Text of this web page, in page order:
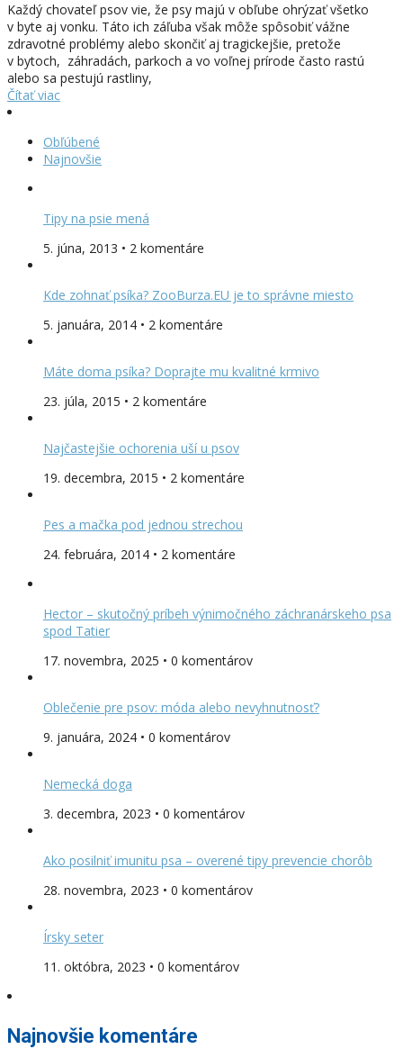
Každý chovateľ psov vie, že psy majú v obľube ohrýzať všetko
v byte aj vonku. Táto ich záľuba však môže spôsobiť vážne
zdravotné problémy alebo skončiť aj tragickejšie, pretože
v bytoch, záhradách, parkoch a vo voľnej prírode často rastú
alebo sa pestujú rastliny,
Čítať viac
Obľúbené
Najnovšie
Tipy na psie mená
5. júna, 2013 • 2 komentáre
Kde zohnať psíka? ZooBurza.EU je to správne miesto
5. januára, 2014 • 2 komentáre
Máte doma psíka? Doprajte mu kvalitné krmivo
23. júla, 2015 • 2 komentáre
Najčastejšie ochorenia uší u psov
19. decembra, 2015 • 2 komentáre
Pes a mačka pod jednou strechou
24. februára, 2014 • 2 komentáre
Hector – skutočný príbeh výnimočného záchranárskeho psa
spod Tatier
17. novembra, 2025 • 0 komentárov
Oblečenie pre psov: móda alebo nevyhnutnosť?
9. januára, 2024 • 0 komentárov
Nemecká doga
3. decembra, 2023 • 0 komentárov
Ako posilniť imunitu psa – overené tipy prevencie chorôb
28. novembra, 2023 • 0 komentárov
Írsky seter
11. októbra, 2023 • 0 komentárov
Najnovšie komentáre